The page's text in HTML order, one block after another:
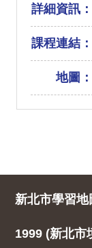
詳細資訊：
課程連結：
地圖：
新北市學習地
1999 (新北市